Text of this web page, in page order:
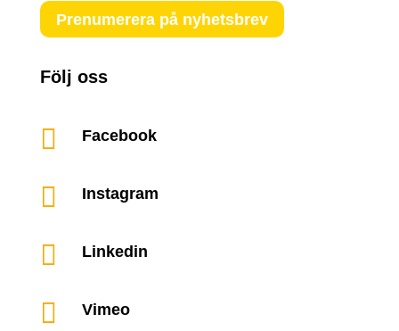
Prenumerera på nyhetsbrev
Följ oss
 Facebook
 Instagram
 Linkedin
 Vimeo